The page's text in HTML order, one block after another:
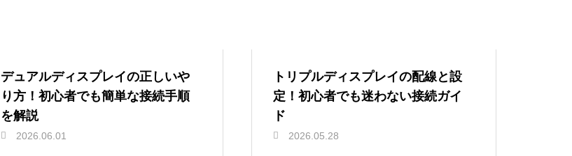
デュアルディスプレイの正しいや
り方！初心者でも簡単な接続手順
を解説
2026.06.01
トリプルディスプレイの配線と設
定！初心者でも迷わない接続ガイ
ド
2026.05.28